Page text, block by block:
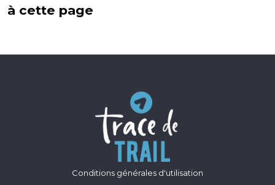
à cette page
Conditions générales d'utilisation